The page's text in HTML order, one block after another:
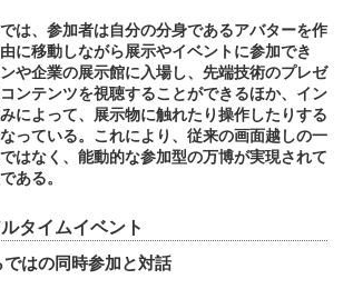
は、参加者は自分の分身であるアバターを作
に移動しながら展示やイベントに参加でき
や企業の展示館に入場し、先端技術のプレゼ
ンテンツを視聴することができるほか、イン
によって、展示物に触れたり操作したりする
っている。これにより、従来の画面越しの一
はなく、能動的な参加型の万博が実現されて
ある。
タイムイベント
はの同時参加と対話